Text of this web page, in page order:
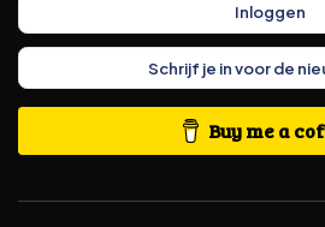
Inloggen
Schrijf je in voor de
Buy me a